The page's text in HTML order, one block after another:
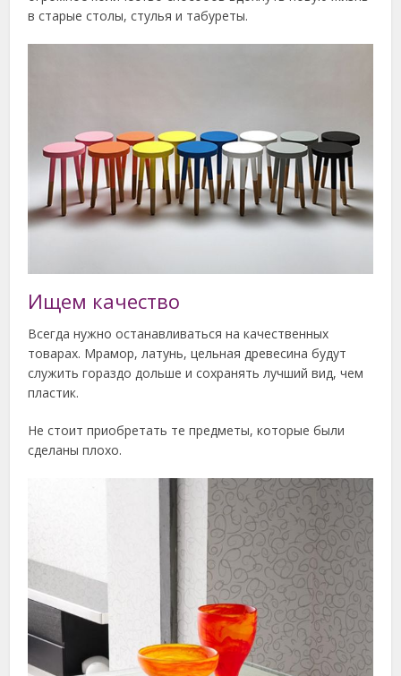
в старые столы, стулья и табуреты.
Ищем качество
Всегда нужно останавливаться на качественных
товарах. Мрамор, латунь, цельная древесина будут
служить гораздо дольше и сохранять лучший вид, чем
пластик.
Не стоит приобретать те предметы, которые были
сделаны плохо.